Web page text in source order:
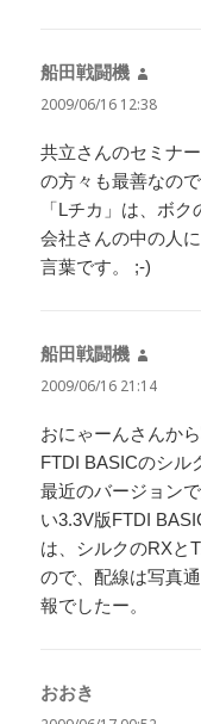
船田戦闘機
り:
2009/06/16 12:38
共立さんのセミナ
の方々も最善なの
「Lチカ」は、ボ
会社さんの中の人
言葉です。 ;-)
船田戦闘機
り:
2009/06/16 21:14
おにゃーんさんか
FTDI BASICのシル
最近のバージョン
い3.3V版FTDI
は、シルクのRXと
ので、配線は写真
報でしたー。
おおき